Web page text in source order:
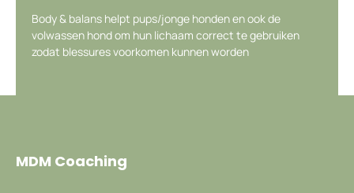
Body & balans helpt pups/jonge honden en ook de
volwassen hond om hun lichaam correct te gebruiken
zodat blessures voorkomen kunnen worden
MDM Coaching